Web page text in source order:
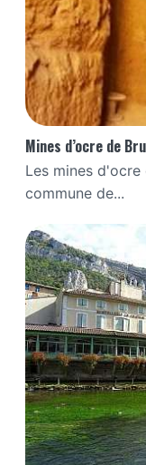
Mines d’ocre de
Les mines
commune de...